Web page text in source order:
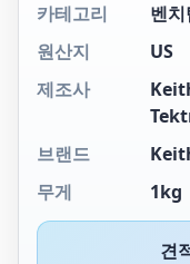
카테고리
벤
원산지
US
제조사
브랜드
무게
1kg
견